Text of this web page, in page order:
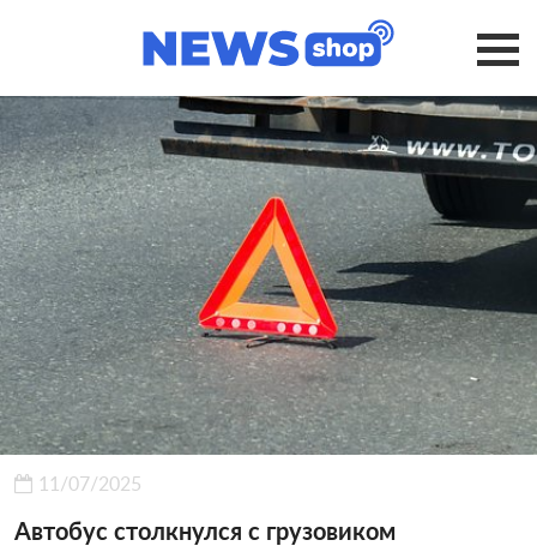
11/07/2025
Автобус столкнулся с грузовиком